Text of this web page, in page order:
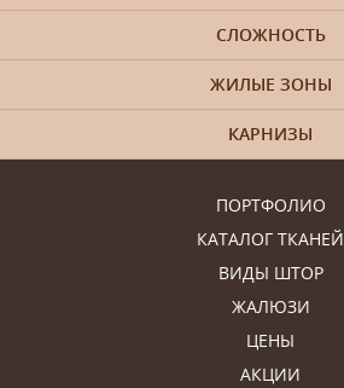
ПОРТФОЛИО
КАТАЛОГ ТКАНЕЙ
ВИДЫ ШТОР
ЖАЛЮЗИ
ЦЕНЫ
АКЦИИ
СЛОЖНОСТЬ
ЖИЛЫЕ ЗОНЫ
КАРНИЗЫ